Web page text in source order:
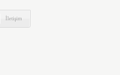
İletişim